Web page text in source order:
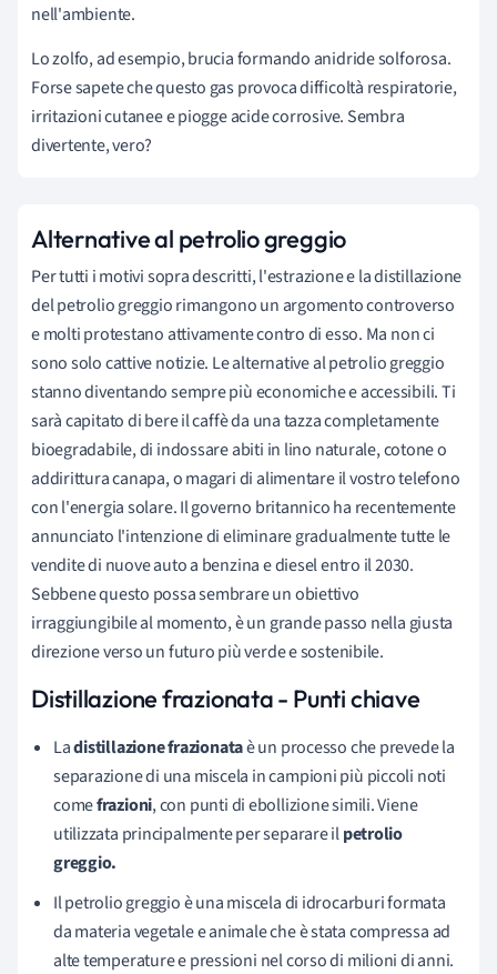
nell'ambiente.
Lo zolfo, ad esempio, brucia formando anidride solforosa.
Forse sapete che questo gas provoca difficoltà respiratorie,
irritazioni cutanee e piogge acide corrosive. Sembra
divertente, vero?
Alternative al petrolio greggio
Per tutti i motivi sopra descritti, l'estrazione e la distillazione
del petrolio greggio rimangono un argomento controverso
e molti protestano attivamente contro di esso. Ma non ci
sono solo cattive notizie. Le alternative al petrolio greggio
stanno diventando sempre più economiche e accessibili. Ti
sarà capitato di bere il caffè da una tazza completamente
bioegradabile, di indossare abiti in lino naturale, cotone o
addirittura canapa, o magari di alimentare il vostro telefono
con l'energia solare. Il governo britannico ha recentemente
annunciato l'intenzione di eliminare gradualmente tutte le
vendite di nuove auto a benzina e diesel entro il 2030.
Sebbene questo possa sembrare un obiettivo
irraggiungibile al momento, è un grande passo nella giusta
direzione verso un futuro più verde e sostenibile.
Distillazione frazionata - Punti chiave
Ladistillazione frazionataè un processo che prevede la
separazione di una miscela in campioni più piccoli noti
comefrazioni, con punti di ebollizione simili. Viene
utilizzata principalmente per separare ilpetrolio
greggio.
Il petrolio greggio è una miscela di idrocarburi formata
da materia vegetale e animale che è stata compressa ad
alte temperature e pressioni nel corso di milioni di anni.